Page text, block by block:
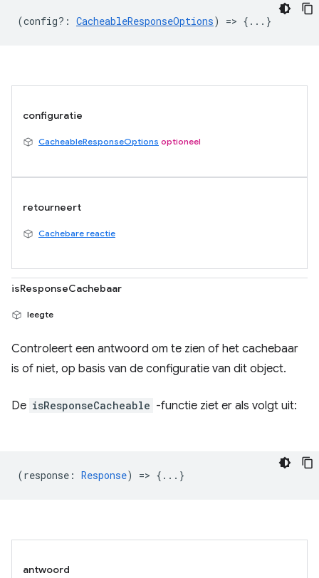
(config? : CacheableResponseOptions) => {...}
configuratie
CacheableResponseOptions optioneel
retourneert
Cachebare reactie
isResponseCachebaar
leegte
Controleert een antwoord om te zien of het cachebaar
is of niet, op basis van de configuratie van dit object.
De isResponseCacheable -functie ziet er als volgt uit:
(response : Response) => {...}
antwoord